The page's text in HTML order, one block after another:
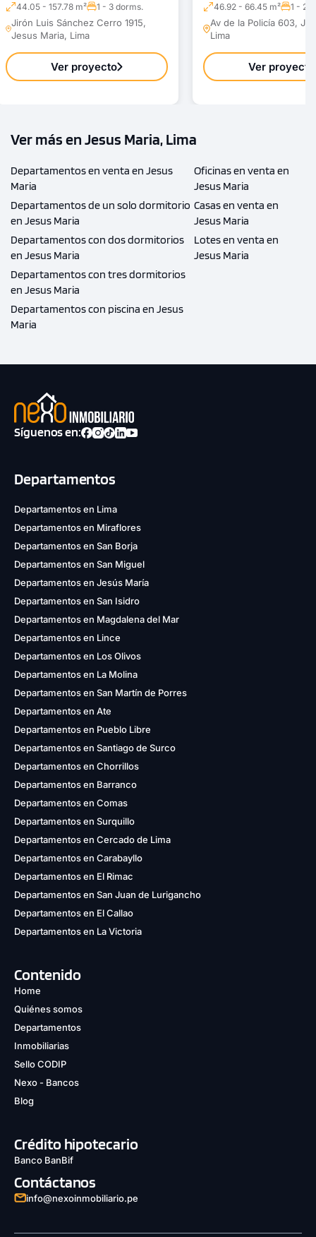
44.05 - 157.78 m² 1 - 3 dorms.
Jirón Luis Sánchez Cerro 1915,
Jesus Maria, Lima
Ver proyecto
46.92 - 66.45 m² 1 - 2
Av de la Policía 603,
Lima
Ver proyecto
Ver más en Jesus Maria, Lima
Departamentos en venta en Jesus
Maria
Departamentos de un solo dormitorio
en Jesus Maria
Departamentos con dos dormitorios
en Jesus Maria
Departamentos con tres dormitorios
en Jesus Maria
Departamentos con piscina en Jesus
Maria
Oficinas en venta en
Jesus Maria
Casas en venta en
Jesus Maria
Lotes en venta en
Jesus Maria
Síguenos en:
Departamentos
Departamentos en Lima
Departamentos en Miraflores
Departamentos en San Borja
Departamentos en San Miguel
Departamentos en Jesús María
Departamentos en San Isidro
Departamentos en Magdalena del Mar
Departamentos en Lince
Departamentos en Los Olivos
Departamentos en La Molina
Departamentos en San Martín de Porres
Departamentos en Ate
Departamentos en Pueblo Libre
Departamentos en Santiago de Surco
Departamentos en Chorrillos
Departamentos en Barranco
Departamentos en Comas
Departamentos en Surquillo
Departamentos en Cercado de Lima
Departamentos en Carabayllo
Departamentos en El Rimac
Departamentos en San Juan de Lurigancho
Departamentos en El Callao
Departamentos en La Victoria
Contenido
Home
Quiénes somos
Departamentos
Inmobiliarias
Sello CODIP
Nexo - Bancos
Blog
Crédito hipotecario
Banco BanBif
Contáctanos
info@nexoinmobiliario.pe